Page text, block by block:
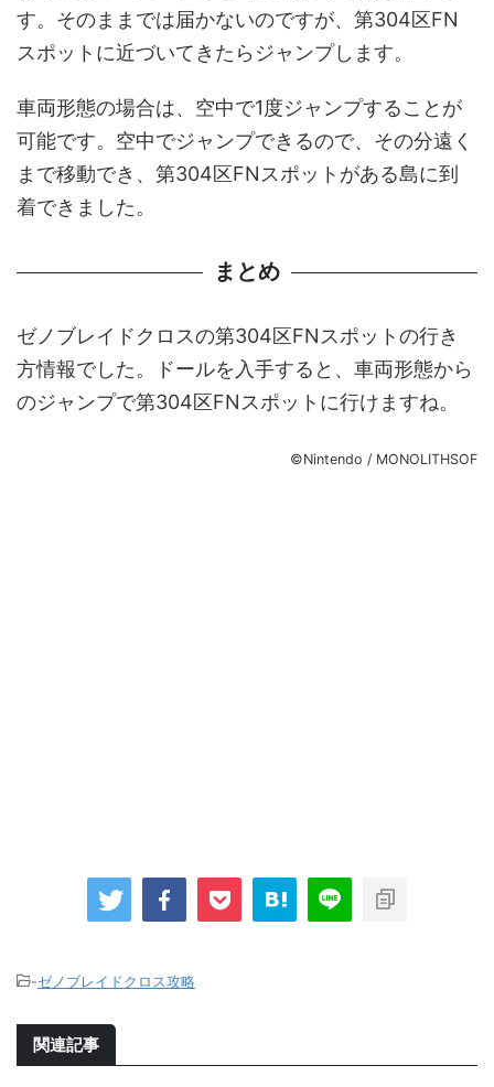
す。そのままでは届かないのですが、第304区FN
スポットに近づいてきたらジャンプします。
車両形態の場合は、空中で1度ジャンプすることが
可能です。空中でジャンプできるので、その分遠く
まで移動でき、第304区FNスポットがある島に到
着できました。
まとめ
ゼノブレイドクロスの第304区FNスポットの行き
方情報でした。ドールを入手すると、車両形態から
のジャンプで第304区FNスポットに行けますね。
©Nintendo / MONOLITHSOF
-ゼノブレイドクロス攻略
関連記事